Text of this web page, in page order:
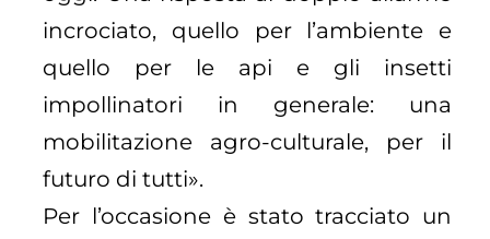
incrociato, quello per l’ambiente e
quello per le api e gli insetti
impollinatori in generale: una
mobilitazione agro-culturale, per il
futuro di tutti».
Per l’occasione è stato tracciato un